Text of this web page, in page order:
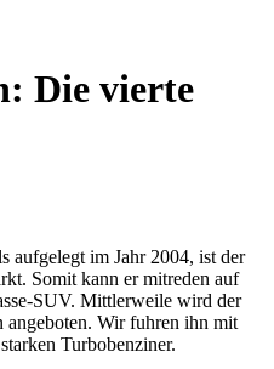
Die vierte
aufgelegt im Jahr 2004, ist der
Somit kann er mitreden auf
SUV. Mittlerweile wird der
Wir fuhren ihn mit
Turbobenziner.